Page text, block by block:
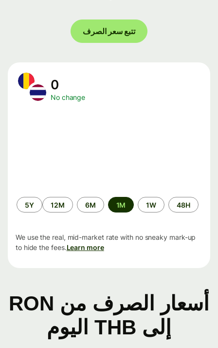
تتبع سعر الصرف
No change
الفترة
الزمنية
48H
1W
1M
6M
12M
5Y
We use the real, mid-market rate with no sneaky mark-up
to hide the fees.Learn more
أسعار الصرف من RON
إلى THB اليوم